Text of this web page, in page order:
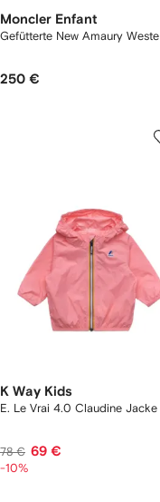
Moncler Enfant
Gefütterte New Amaury Weste
250 €
K Way Kids
E. Le Vrai 4.0 Claudine Jacke
78 € 69 €
-10%